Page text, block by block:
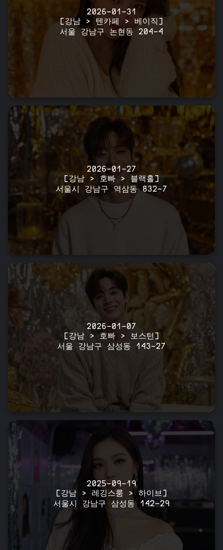
2026-01-31
[강남 > 텐카페 > 베이직]
서울 강남구 논현동 204-4
2026-01-27
[강남 > 호빠 > 블랙홀]
서울시 강남구 역삼동 832-7
2026-01-07
[강남 > 호빠 > 보스턴]
서울 강남구 삼성동 143-27
2025-09-19
[강남 > 레깅스룸 > 하이브]
서울시 강남구 삼성동 142-29